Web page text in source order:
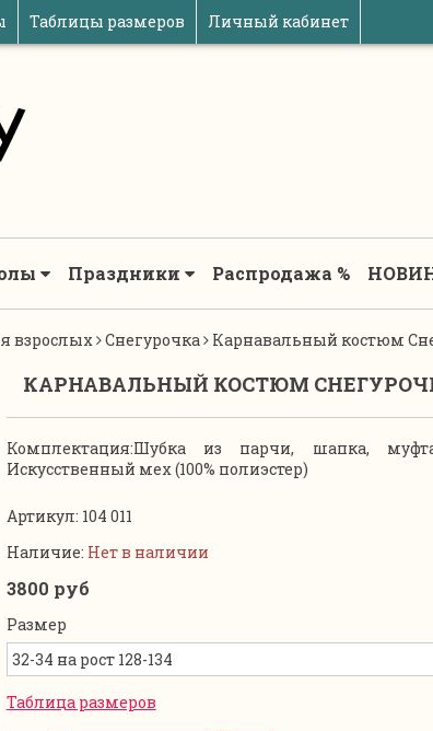
Таблицы размеров Личный кабинет
Праздники Распродажа %
взрослых Снегурочка Карнавальный костюм
КАРНАВАЛЬНЫЙ КОСТЮМ
Комплектация:Шубка из парчи, шапка,
Искусственный мех (100% полиэстер)
Артикул: 104 011
Наличие: Нет в наличии
3800 руб
Размер
Таблица размеров